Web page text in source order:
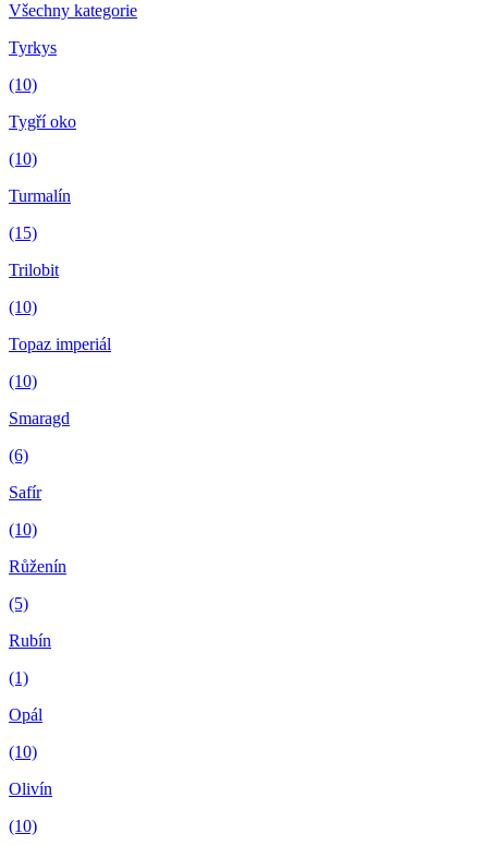
Všechny kategorie
Tyrkys
(10)
Tygří oko
(10)
Turmalín
(15)
Trilobit
(10)
Topaz imperiál
(10)
Smaragd
(6)
Safír
(10)
Růženín
(5)
Rubín
(1)
Opál
(10)
Olivín
(10)